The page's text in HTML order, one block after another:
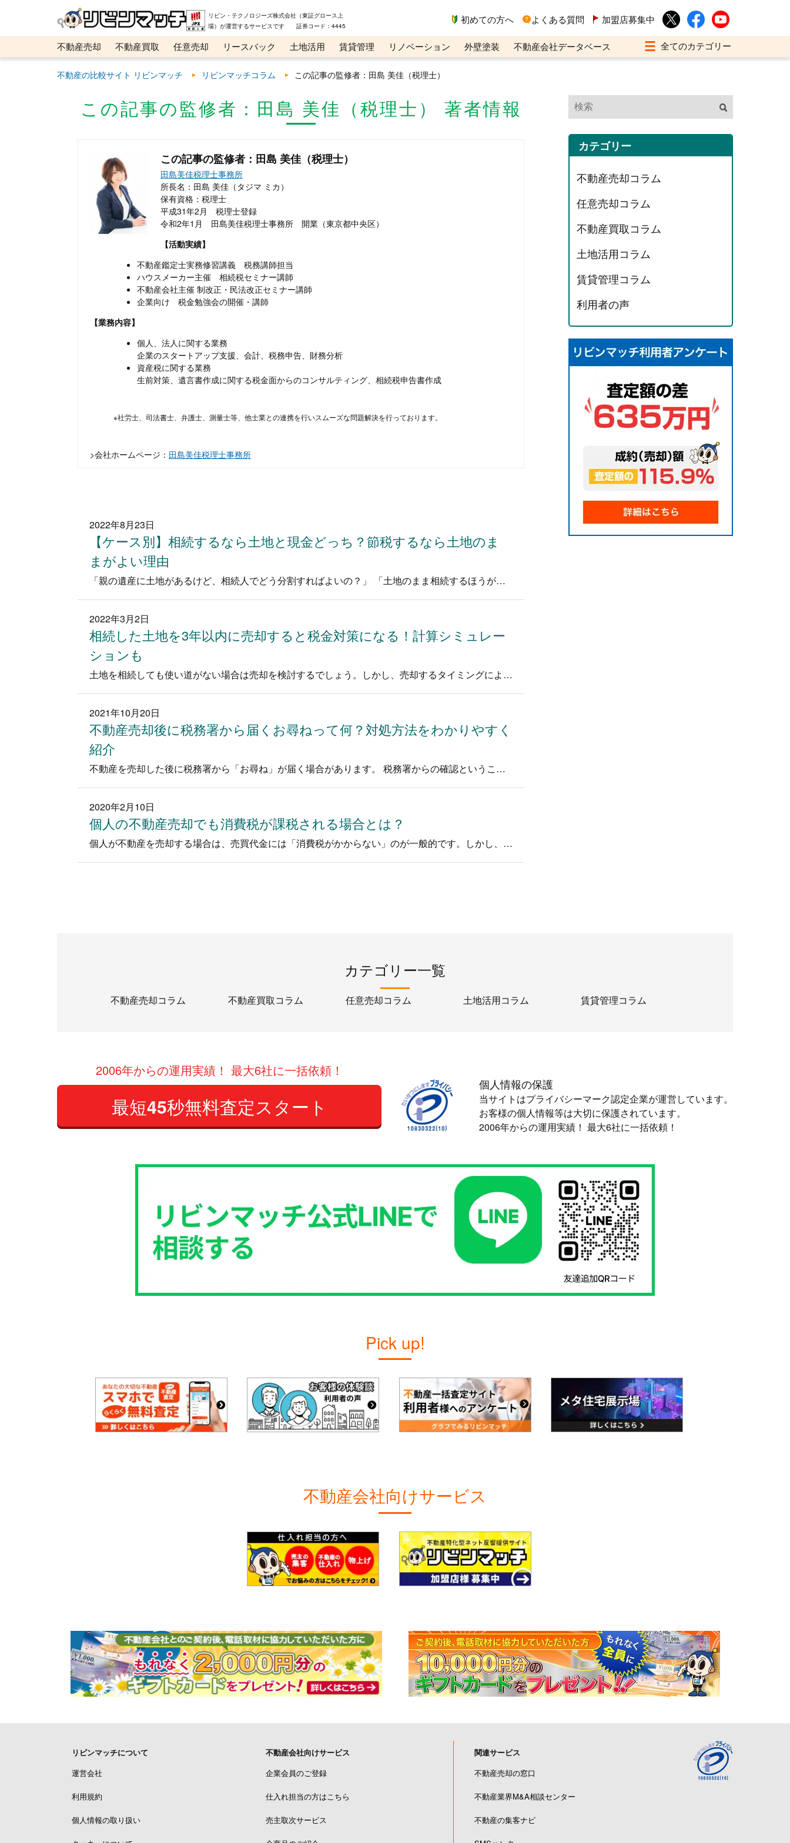
リビン・テクノロジーズ株式会社（東証グロース上
場）が運営するサービスです 証券コード：4445
初めての方へ よくある質問 加盟店募集中
不動産売却 不動産買取 任意売却 リースバック 土地活用 賃貸管理 リノベーション 外壁塗装
不動産会社データベース
メタ住宅展示場
ベスト不動産カンパニー オンライン講座 リビンマガジンBiz
不動産の比較サイト リビンマッチ リビンマッチコラム この記事の監修者：田島 美佳（税理士）
この記事の監修者：田島 美佳（税理士） 著者情報
この記事の監修者：田島 美佳（税理士）
田島美佳税理士事務所
所長名：田島 美佳（タジマ ミカ）
保有資格：税理士
平成31年2月 税理士登録
令和2年1月 田島美佳税理士事務所 開業（東京都中央区）
【活動実績】
不動産鑑定士実務修習講義 税務講師担当
ハウスメーカー主催 相続税セミナー講師
不動産会社主催 制改正・民法改正セミナー講師
企業向け 税金勉強会の開催・講師
【業務内容】
個人、法人に関する業務
企業のスタートアップ支援、会計、税務申告、財務分析
資産税に関する業務
生前対策、遺言書作成に関する税金面からのコンサルティング、相続税申告書作成
※社労士、司法書士、弁護士、測量士等、他士業との連携を行いスムーズな問題解決を行っております。
>会社ホームページ： 田島美佳税理士事務所
2022年8月23日
【ケース別】相続するなら土地と現金どっち？節税するなら土地のま
まがよい理由
「親の遺産に土地があるけど、相続人でどう分割すればよいの？」 「土地のまま相続するほうが現金を相続するよりお得？」 遺産に土地などの…
2022年3月2日
相続した土地を3年以内に売却すると税金対策になる！計算シミュレー
ションも
土地を相続しても使い道がない場合は売却を検討するでしょう。しかし、売却するタイミングによってかかる税金の額が変わることはご存じでしょ…
2021年10月20日
不動産売却後に税務署から届くお尋ねって何？対処方法をわかりやすく
紹介
不動産を売却した後に税務署から「お尋ね」が届く場合があります。 税務署からの確認ということですが、いざ自宅に届くと心配になってしまい…
2020年2月10日
個人の不動産売却でも消費税が課税される場合とは？
個人が不動産を売却する場合は、売買代金には「消費税がかからない」のが一般的です。しかし、一部の不動産では、個人が売却しても消費税がか…
カテゴリー
不動産売却コラム
任意売却コラム
不動産買取コラム
土地活用コラム
賃貸管理コラム
利用者の声
カテゴリー一覧
不動産売却コラム 不動産買取コラム 任意売却コラム 土地活用コラム 賃貸管理コラム
2006年からの運用実績！ 最大6社に一括依頼！
最短45秒無料査定スタート
個人情報の保護
当サイトはプライバシーマーク認定企業が運営しています。
お客様の個人情報等は大切に保護されています。
2006年からの運用実績！ 最大6社に一括依頼！
Pick up!
不動産会社向けサービス
リビンマッチについて
運営会社
利用規約
個人情報の取り扱い
不動産会社向けサービス
企業会員のご登録
仕入れ担当の方はこちら
売主取次サービス
関連サービス
不動産売却の窓口
不動産業界M&A相談センター
不動産の集客ナビ